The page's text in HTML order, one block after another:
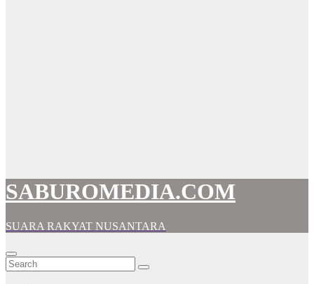
SABUROMEDIA.COM
SUARA RAKYAT NUSANTARA